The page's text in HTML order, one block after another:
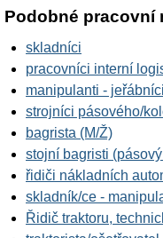
Podobné pracovní
skladníci
pracovníci interní
manipulanti - jeřábníci
strojníci pásového/
bagrista (M/Ž)
stojní bagristi
řidiči nákladních
skladník/ce -
Řidič traktoru,